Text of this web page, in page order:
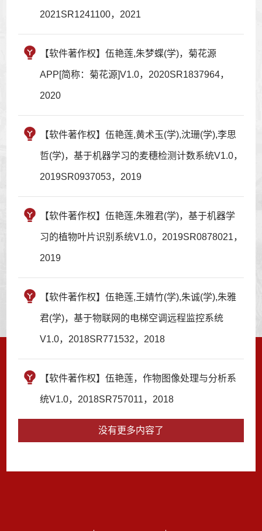
2021SR1241100，2021
【软件著作权】伍艳莲,朱梦蝶(学)，菊花源
APP[简称：菊花源]V1.0，2020SR1837964，
2020
【软件著作权】伍艳莲,黄术玉(学),沈珊(学),李思
哲(学)，基于机器学习的麦穗检测计数系统V1.0，
2019SR0937053，2019
【软件著作权】伍艳莲,朱雅君(学)，基于机器学
习的植物叶片识别系统V1.0，2019SR0878021，
2019
【软件著作权】伍艳莲,王婧竹(学),朱诚(学),朱雅
君(学)，基于物联网的电梯空调远程监控系统
V1.0，2018SR771532，2018
【软件著作权】伍艳莲，作物图像处理与分析系
统V1.0，2018SR757011，2018
没有更多内容了